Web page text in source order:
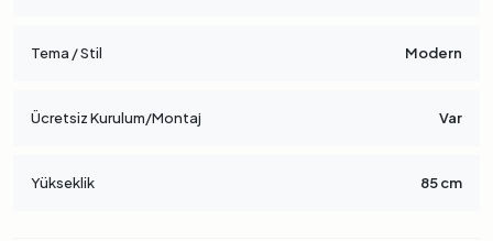
Tema / Stil Modern
Ücretsiz Kurulum/Montaj Var
Yükseklik 85 cm